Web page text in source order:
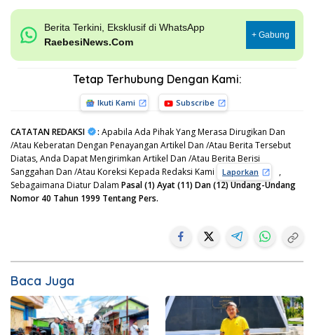
Berita Terkini, Eksklusif di WhatsApp
RaebesiNews.Com
+ Gabung
Tetap Terhubung Dengan Kami:
Ikuti Kami Subscribe
CATATAN REDAKSI : Apabila Ada Pihak Yang Merasa Dirugikan Dan
/Atau Keberatan Dengan Penayangan Artikel Dan /Atau Berita Tersebut
Diatas, Anda Dapat Mengirimkan Artikel Dan /Atau Berita Berisi
Sanggahan Dan /Atau Koreksi Kepada Redaksi Kami
Laporkan
,
Sebagaimana Diatur Dalam Pasal (1) Ayat (11) Dan (12) Undang-Undang
Nomor 40 Tahun 1999 Tentang Pers.
Baca Juga